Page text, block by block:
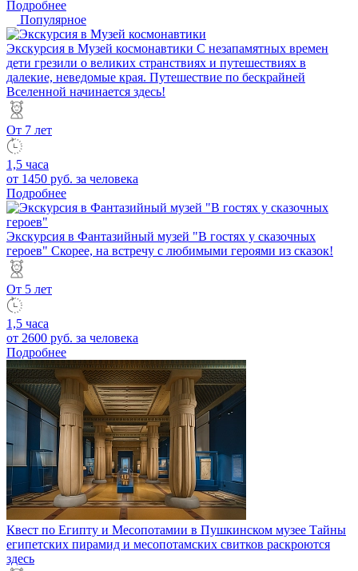
Подробнее
Популярное
Экскурсия в Музей космонавтики С незапамятных времен
дети грезили о великих странствиях и путешествиях в
далекие, неведомые края. Путешествие по бескрайней
Вселенной начинается здесь!
От 7 лет
1,5 часа
от 1450 руб. за человека
Подробнее
Экскурсия в Фантазийный музей "В гостях у сказочных
героев" Скорее, на встречу с любимыми героями из сказок!
От 5 лет
1,5 часа
от 2600 руб. за человека
Подробнее
Квест по Египту и Месопотамии в Пушкинском музее Тайны
египетских пирамид и месопотамских свитков раскроются
здесь